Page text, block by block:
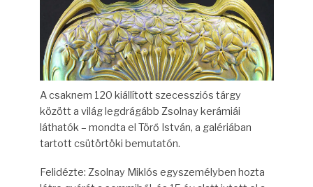
A csaknem 120 kiállított szecessziós tárgy
között a világ legdrágább Zsolnay kerámiái
láthatók – mondta el Törő István, a galériában
tartott csütörtöki bemutatón.
Felidézte: Zsolnay Miklós egyszemélyben hozta